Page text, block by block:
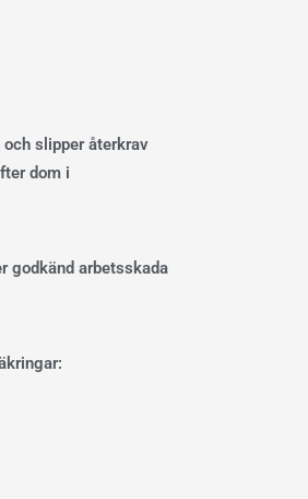
slipper återkrav
dom i
godkänd arbetsskada